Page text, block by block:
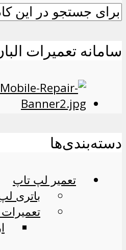
سامانه تعمیرات
دسته‌بندی‌ها
تعمیر لپ تاپ
باتری